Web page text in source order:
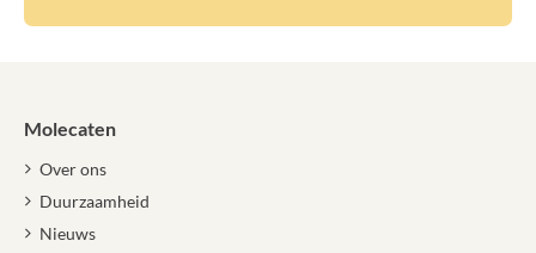
Molecaten
Over ons
Duurzaamheid
Nieuws